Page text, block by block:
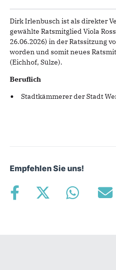
Dirk Irlenbusch ist als direkter
gewählte Ratsmitglied Viola
26.06.2026) in der Ratssitzung
worden und somit neues
(Eichhof, Sülze).
Beruflich
Stadtkämmerer der Stadt
Empfehlen Sie uns!